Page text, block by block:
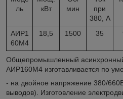
ль
кВт
мин
при
380, А
АИР1
60М4
18,5 1500 35
Общепромышленный асинхронный
АИР160М4 изготавливается по
- на двойное напряжение 380/
выводов). Изготовление